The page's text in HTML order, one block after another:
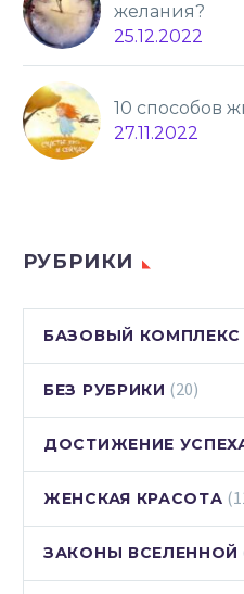
желания?
25.12.2022
10 способов
27.11.2022
РУБРИКИ
БАЗОВЫЙ КОМПЛЕКС
БЕЗ РУБРИКИ (20)
ДОСТИЖЕНИЕ
ЖЕНСКАЯ КРАСОТА
ЗАКОНЫ ВСЕЛЕННОЙ